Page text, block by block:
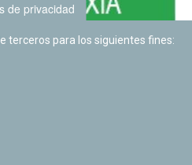
de privacidad
terceros para los siguientes fines: